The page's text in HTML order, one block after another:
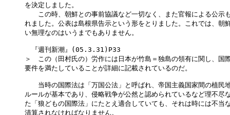
を決定しました。
この時、朝鮮との事前協議など一切なく、また官報による公示
れました。公表は島根県告示という形をとりました。これでは、朝
い無理なのはいうまでもありません。
『週刊新潮』(05.3.31)P33
＞　この（田村氏の）労作には日本が竹島＝独島の領有に関し、国
要件を満たしていることが詳細に記載されているのだ。
当時の国際法は「万国公法」と呼ばれ、帝国主義国家間の植民
ルールが基本であり、侵略戦争が公然と認められているなど理不尽
た「狼どもの国際法」にたとえ適合していても、それは時には不当
清算されなければなりません。